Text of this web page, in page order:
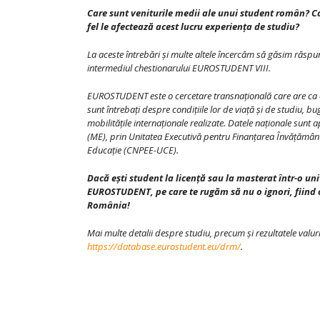
Care sunt veniturile medii ale unui student român?
fel le afectează acest lucru experiența de studiu?
La aceste întrebări și multe altele încercăm să găsim
intermediul chestionarului EUROSTUDENT VIII.
EUROSTUDENT este o cercetare transnațională care
sunt întrebați despre condițiile lor de viață şi de studiu,
mobilitățile internaționale realizate. Datele naționale sunt
(ME), prin Unitatea Executivă pentru Finanțarea
Educație (CNPEE-UCE).
Dacă ești student la licență sau la masterat într-o
EUROSTUDENT, pe care te rugăm să nu o ignori,
România!
Mai multe detalii despre studiu, precum și rezultatele
https://database.eurostudent.eu/drm/.